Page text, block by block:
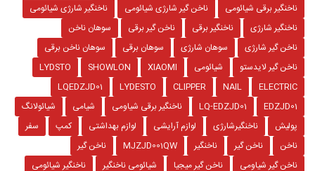
ناخنگیر برقی شیائومی
ناخن گیر شارژی شیائومی
ناخنگیر شارژی شیائومی
ناخنگیر شارژی
ناخنگیر برقی ناخن گیر برقی
سوهان ناخن
ناخن گیر شارژی
سوهان شارژی سوهان برقی
سوهان ناخن برقی
ناخن گیر لایدستو
شیائومی XIAOMI
SHOWLON
LYDSTO
ELECTRIC
NAIL
CLIPPER
LYDESTO
LQEDZJD01
EDZJD01
LQ-EDZJD01 ناخنگیر برقی شیاومی شیامی
شیائولانگ
پولیش
ناخنگیرشارژی لوازم آرایشی لوازم بهداشتی کمپ
سفر
ناخن
ناخن گیر ناخنگیر MJZJD001QW
ناخن گیر
ناخن گیر شیاومی
ناخن گیر میجیا شیائومی ناخنگیر ناخنگیر شیائومی